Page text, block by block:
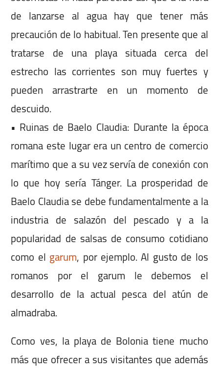
de lanzarse al agua hay que tener más
precaución de lo habitual. Ten presente que al
tratarse de una playa situada cerca del
estrecho las corrientes son muy fuertes y
pueden arrastrarte en un momento de
descuido.
• Ruinas de Baelo Claudia: Durante la época
romana este lugar era un centro de comercio
marítimo que a su vez servía de conexión con
lo que hoy sería Tánger. La prosperidad de
Baelo Claudia se debe fundamentalmente a la
industria de salazón del pescado y a la
popularidad de salsas de consumo cotidiano
como el garum, por ejemplo. Al gusto de los
romanos por el garum le debemos el
desarrollo de la actual pesca del atún de
almadraba.
Como ves, la playa de Bolonia tiene mucho
más que ofrecer a sus visitantes que además